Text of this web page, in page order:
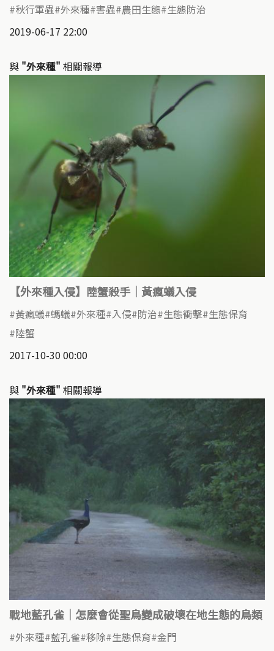
秋行軍蟲 外來種 害蟲 農田生態 生態防治
2019-06-17 22:00
與 "外來種" 相關報導
【外來種入侵】陸蟹殺手｜黃瘋蟻入侵
黃瘋蟻 螞蟻 外來種 入侵 防治 生態衝擊 生態保育
陸蟹
2017-10-30 00:00
與 "外來種" 相關報導
戰地藍孔雀｜怎麼會從聖鳥變成破壞在地生態的鳥類
外來種 藍孔雀 移除 生態保育 金門